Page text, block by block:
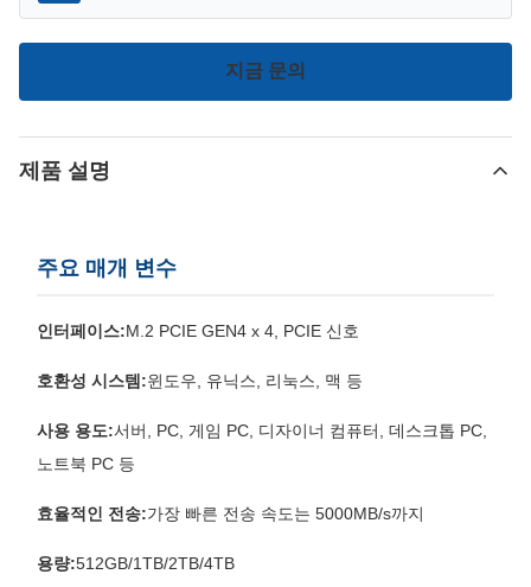
지금 문의
제품 설명
주요 매개 변수
인터페이스:M.2 PCIE GEN4 x 4, PCIE 신호
호환성 시스템:윈도우, 유닉스, 리눅스, 맥 등
사용 용도:서버, PC, 게임 PC, 디자이너 컴퓨터, 데스크톱 PC,
노트북 PC 등
효율적인 전송:가장 빠른 전송 속도는 5000MB/s까지
용량:512GB/1TB/2TB/4TB